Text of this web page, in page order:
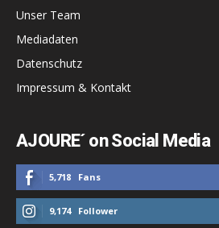
Unser Team
Mediadaten
Datenschutz
Impressum & Kontakt
AJOURE´ on Social Media
5,718 Fans
9,174 Follower